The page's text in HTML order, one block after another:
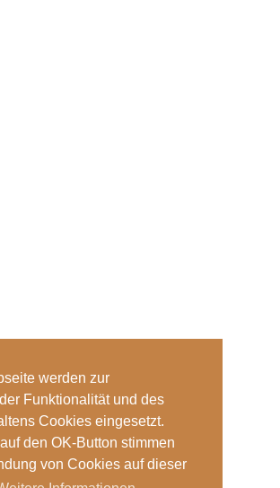
werden zur
Funktionalität und des
Cookies eingesetzt.
den OK-Button stimmen
von Cookies auf dieser